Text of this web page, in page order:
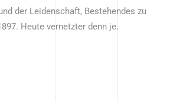
der Leidenschaft, Bestehendes zu
Heute vernetzter denn je.